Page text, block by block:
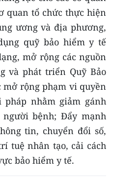
Minh
quan tổ chức thực hiện
ương và địa phương,
quỹ bảo hiểm y tế
mở rộng các nguồn
và phát triển Quỹ Bảo
rộng phạm vi quyền
nhằm giảm gánh
bệnh; Đẩy mạnh
tin, chuyển đổi số,
tuệ nhân tạo, cải cách
bảo hiểm y tế.